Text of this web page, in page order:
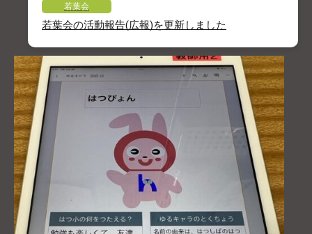
若葉会
若葉会の活動報告(広報)を更新しました